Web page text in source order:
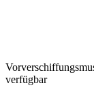
verfügbar